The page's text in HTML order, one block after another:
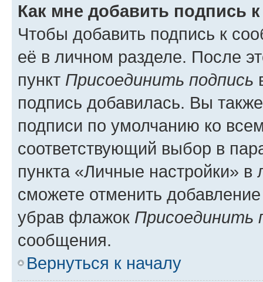
Как мне добавить подпись
Чтобы добавить подпись к
её в личном разделе. После
пункт Присоединить подпись
подпись добавилась. Вы
подписи по умолчанию ко
соответствующий выбор в
пункта «Личные настройки»
сможете отменить
убрав флажок Присоединить
сообщения.
Вернуться к началу